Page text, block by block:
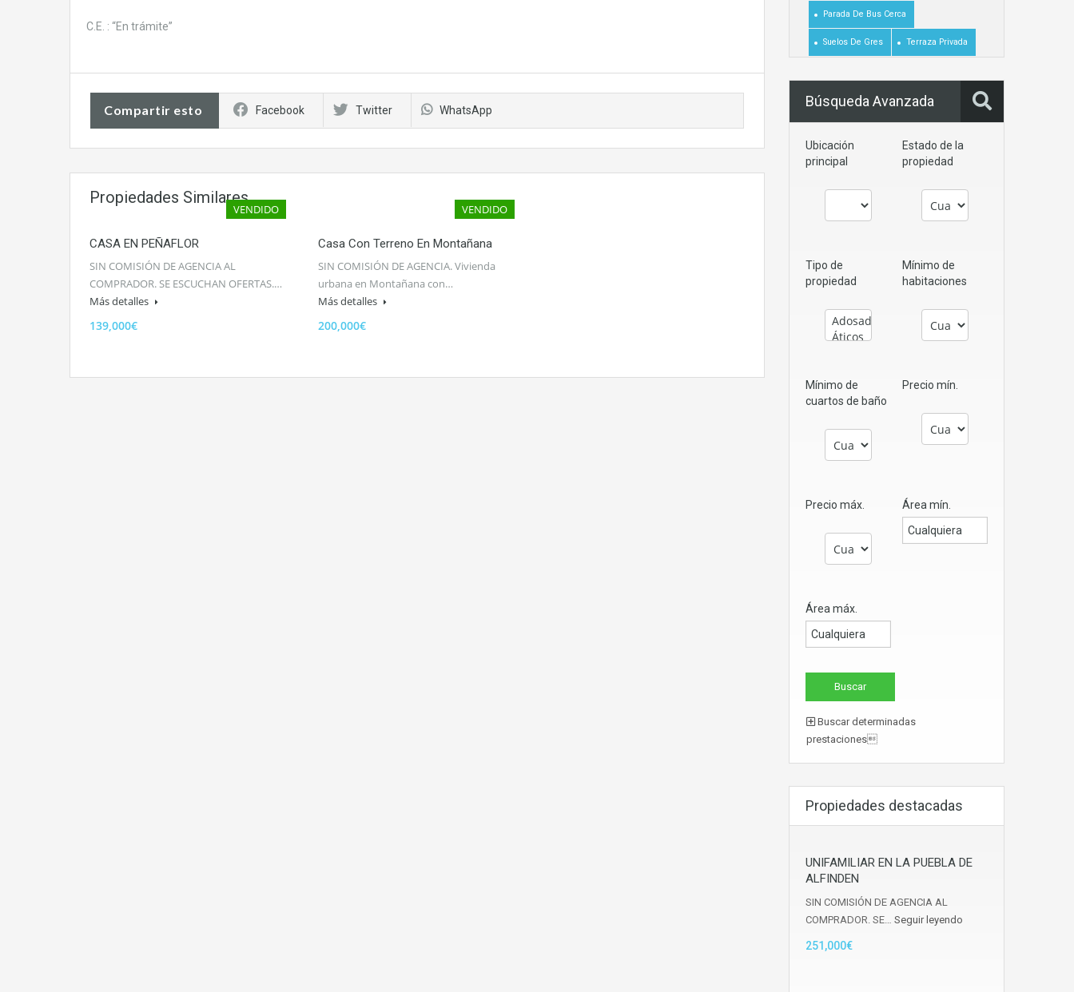
C.E. : “En trámite”
Compartir esto Facebook Twitter WhatsApp
Propiedades Similares
VENDIDO
CASA EN PEÑAFLOR
SIN COMISIÓN DE AGENCIA AL
COMPRADOR. SE ESCUCHAN OFERTAS.…
Más detalles
139,000€
VENDIDO
Casa Con Terreno En Montañana
SIN COMISIÓN DE AGENCIA. Vivienda
urbana en Montañana con…
Más detalles
200,000€
Parada De Bus Cerca
Suelos De Gres Terraza Privada
Búsqueda Avanzada
Ubicación
principal
Estado de la
propiedad
Tipo de
propiedad
Mínimo de
habitaciones
Mínimo de
cuartos de baño
Precio mín.
Precio máx. Área mín.
Área máx.
Buscar determinadas
prestaciones
Propiedades destacadas
UNIFAMILIAR EN LA PUEBLA DE
ALFINDEN
SIN COMISIÓN DE AGENCIA AL
COMPRADOR. SE… Seguir leyendo
251,000€